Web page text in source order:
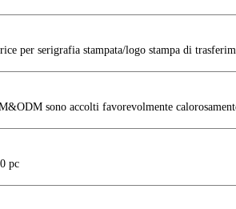
per serigrafia stampata/logo stampa di
sono accolti favorevolmente
pc